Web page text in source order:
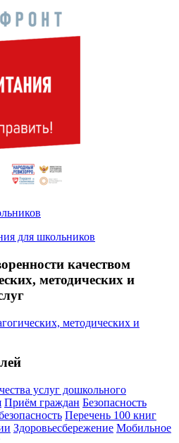
качеством
методических и
услуг дошкольного
Приём граждан Безопасность
Перечень 100 книг
Здоровьесбережение Мобильное